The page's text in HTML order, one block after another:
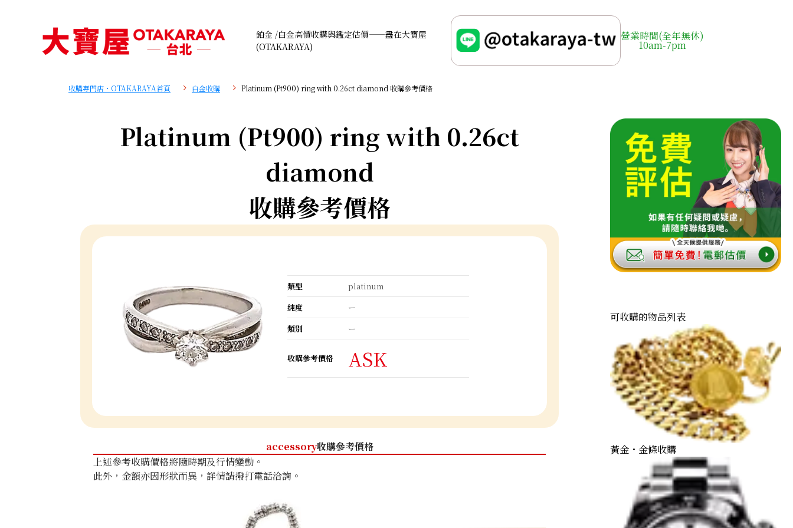
鉑金 /白金高價收購與鑑定估價——盡在大寶屋
(OTAKARAYA)
營業時間(全年無休)
10am-7pm
收購專門店・OTAKARAYA首頁 白金收購 Platinum (Pt900) ring with 0.26ct diamond 收購參考價格
Platinum (Pt900) ring with 0.26ct
diamond
收購參考價格
類型
platinum
純度
ー
類別
ー
收購參考價格 ASK
accessory收購參考價格
上述參考收購價格將隨時期及行情變動。
此外，金額亦因形狀而異，詳情請撥打電話洽詢。
可收購的物品列表
黃金・金條收購